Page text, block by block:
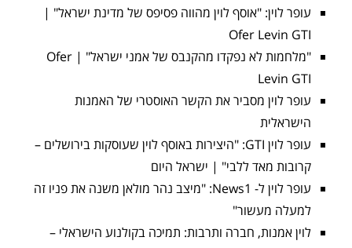
עופר לוין: "אוסף לוין מהווה פסיפס של מדינת ישראל" |
Ofer Levin GTI
"מלחמות לא נפקדו מהקנבס של אמני ישראל" | Ofer
Levin GTI
עופר לוין מסביר את הקשר האוסטרי של האמנות
הישראלית
עופר לוין GTI: "היצירות באוסף לוין שעוסקות בירושלים –
קרובות מאד ללבי" | ישראל היום
עופר לוין ל- News1: "מיצב נהר מולאן משנה את פניו זה
למעלה מעשור"
לוין אמנות, חברה ותרבות: תמיכה בקולנוע הישראלי –